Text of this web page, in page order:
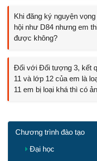
Khi đăng ký nguyện
hội như D84 nhưng em
được không?
Đối với Đối tượng 3, kết
11 và lớp 12 của em là
11 em bị loại khá thì có
Chương trình đào tạo
Đại học